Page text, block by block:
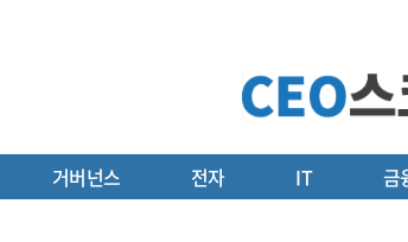
거버넌스 전자 IT 금